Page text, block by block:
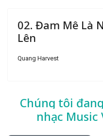
02. Đam Mê Là
Lên
Quang Harvest
Chúng tôi
nhạc Music